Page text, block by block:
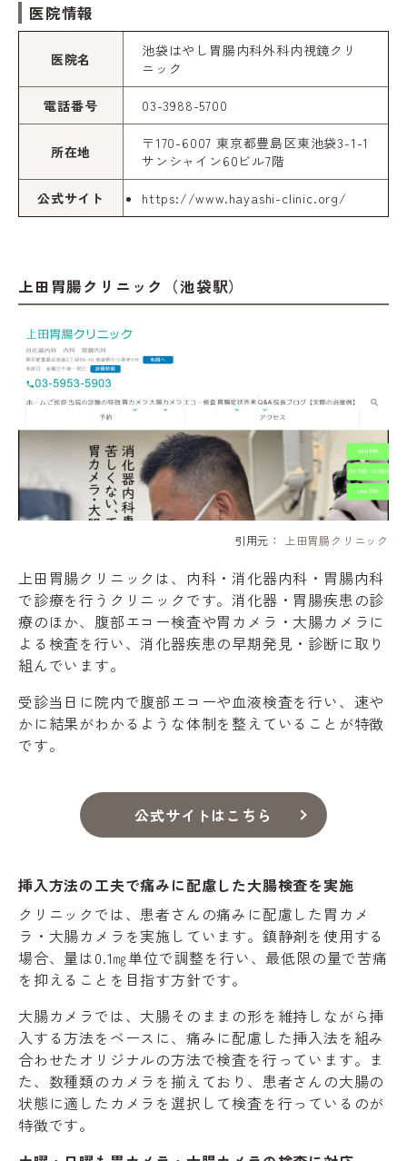
医院情報
医院名
池袋はやし胃腸内科外科内視鏡クリ
ニック
電話番号 03-3988-5700
所在地
〒170-6007 東京都豊島区東池袋3-1-1
サンシャイン60ビル7階
公式サイト https://www.hayashi-clinic.org/
上田胃腸クリニック（池袋駅）
引用元： 上田胃腸クリニック
上田胃腸クリニックは、内科・消化器内科・胃腸内科
で診療を行うクリニックです。消化器・胃腸疾患の診
療のほか、腹部エコー検査や胃カメラ・大腸カメラに
よる検査を行い、消化器疾患の早期発見・診断に取り
組んでいます。
受診当日に院内で腹部エコーや血液検査を行い、速や
かに結果がわかるような体制を整えていることが特徴
です。
公式サイトはこちら
挿入方法の工夫で痛みに配慮した大腸検査を実施
クリニックでは、患者さんの痛みに配慮した胃カメ
ラ・大腸カメラを実施しています。鎮静剤を使用する
場合、量は0.1㎎単位で調整を行い、最低限の量で苦痛
を抑えることを目指す方針です。
大腸カメラでは、大腸そのままの形を維持しながら挿
入する方法をベースに、痛みに配慮した挿入法を組み
合わせたオリジナルの方法で検査を行っています。ま
た、数種類のカメラを揃えており、患者さんの大腸の
状態に適したカメラを選択して検査を行っているのが
特徴です。